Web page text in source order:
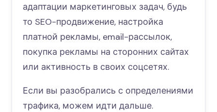
адаптации маркетинговых задач, будь
то SEO-продвижение, настройка
платной рекламы, email-рассылок,
покупка рекламы на сторонних сайтах
или активность в своих соцсетях.
Если вы разобрались с определениями
трафика, можем идти дальше.